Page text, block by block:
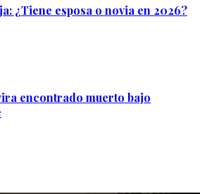
¿Tiene esposa o novia en 2026?
encontrado muerto bajo